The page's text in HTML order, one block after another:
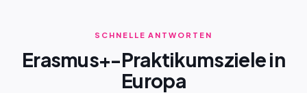
SCHNELLE ANTWORTEN
Erasmus+-Praktikumsziele in
Europa